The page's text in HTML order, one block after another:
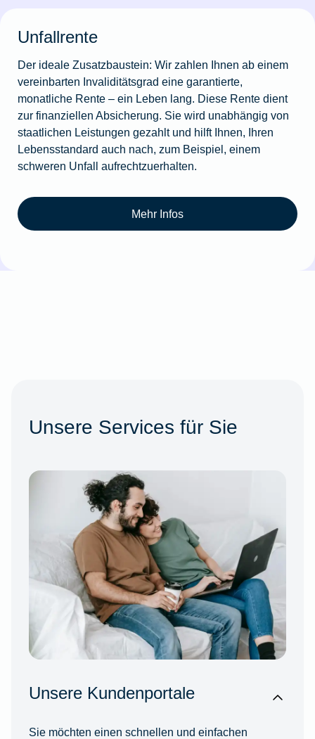
Unfallrente
Der ideale Zusatzbaustein: Wir zahlen Ihnen ab einem
vereinbarten Invaliditätsgrad eine garantierte,
monatliche Rente – ein Leben lang. Diese Rente dient
zur finanziellen Absicherung. Sie wird unabhängig von
staatlichen Leistungen gezahlt und hilft Ihnen, Ihren
Lebensstandard auch nach, zum Beispiel, einem
schweren Unfall aufrechtzuerhalten.
Mehr Infos
Unsere Services für Sie
Unsere Kundenportale
Sie möchten einen schnellen und einfachen